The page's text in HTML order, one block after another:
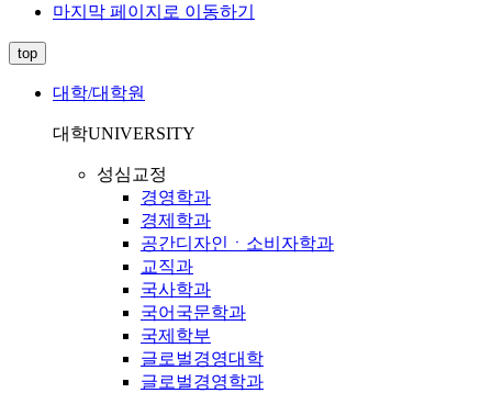
마지막 페이지로 이동하기
top
대학/대학원
대학UNIVERSITY
성심교정
경영학과
경제학과
공간디자인ㆍ소비자학과
교직과
국사학과
국어국문학과
국제학부
글로벌경영대학
글로벌경영학과